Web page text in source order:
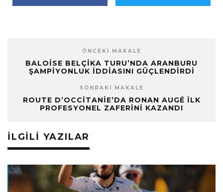
ÖNCEKI MAKALE
BALOISE BELÇIKA TURU’NDA ARANBURU
ŞAMPIYONLUK İDDIASINI GÜÇLENDIRDI
SONRAKI MAKALE
ROUTE D’OCCITANIE’DA RONAN AUGÉ İLK
PROFESYONEL ZAFERINI KAZANDI
İLGILI YAZILAR